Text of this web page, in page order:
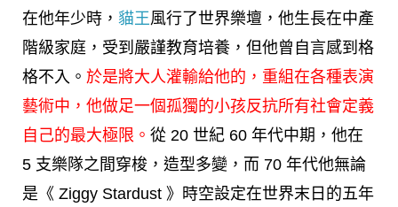
在他年少時， 貓王風行了世界樂壇，他生長在中產
階級家庭，受到嚴謹教育培養，但他曾自言感到格
格不入。 於是將大人灌輸給他的，重組在各種表演
藝術中，他做足一個孤獨的小孩反抗所有社會定義
自己的最大極限。 從 20 世紀 60 年代中期，他在
5 支樂隊之間穿梭，造型多變，而 70 年代他無論
是《 Ziggy Stardust 》時空設定在世界末日的五年